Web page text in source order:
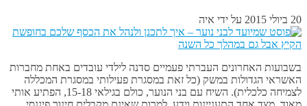
20 ביולי 2015 על ידי איה
בשבועות האחרונים העברתי פעמיים סדנה לילדי עובדים באחת מחברות
האשראי הגדולות במשק (כל זאת במסגרת פעילותי במסגרת המכללה
לצמיחה כלכלית). השיח עם בני הנוער, כולם בגילאי 15-18, הפתיע אותי